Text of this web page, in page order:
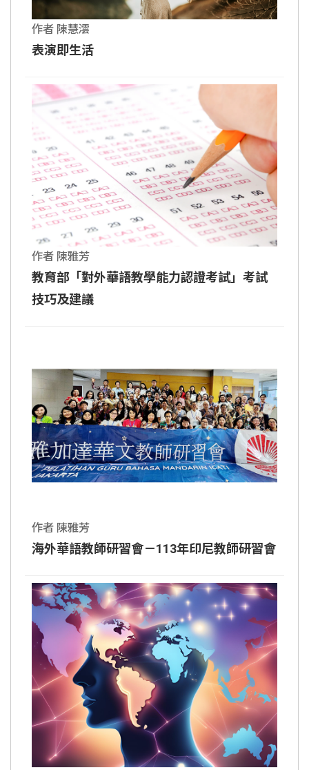
作者 陳慧澐
表演即生活
作者 陳雅芳
教育部「對外華語教學能力認證考試」考試
技巧及建議
作者 陳雅芳
海外華語教師研習會－113年印尼教師研習會